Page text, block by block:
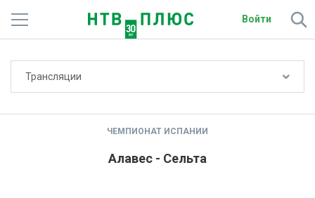
Войти
Трансляции
ЧЕМПИОНАТ ИСПАНИИ
Алавес - Сельта